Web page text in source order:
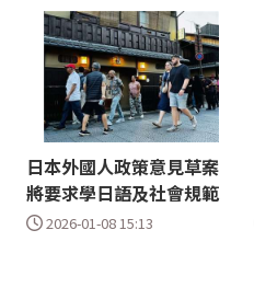
日本外國人政策意見草案
將要求學日語及社會規範
2026-01-08 15:13